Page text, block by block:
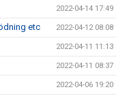
2022-04-14 17:49
etc 2022-04-12 08:08
2022-04-11 11:13
2022-04-11 08:37
2022-04-06 19:20